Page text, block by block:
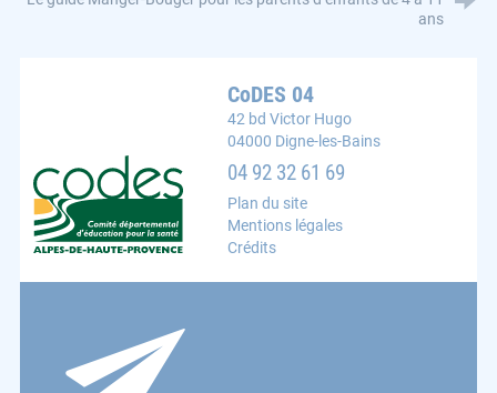
ans
CoDES 04 : Comité départemental d'éducation pour la
CoDES 04
42 bd Victor Hugo
04000 Digne-les-Bains
04 92 32 61 69
Plan du site
Mentions légales
Crédits